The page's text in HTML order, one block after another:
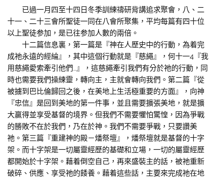
已過一月四至十四日冬季訓練禱研背講追求聚會，八、二
十一、二十三會所聖徒一同在八會所聚集，平均每篇有四十位
以上聖徒参加，是已往参加人數的兩倍。
十二篇信息裏，第一篇是『神在人歷史中的行動，為着完
成祂永遠的經綸』，其中這個行動就是『慈繩』，何十一4『我
用慈繩愛索牽引他們…』，這慈繩牽引我們有分於祂的行動，同
時也需要我們操練靈，轉向主，主就會轉向我們。第二篇『從
被擄到巴比倫歸回之後，在美地上生活極重要的方面』，向神
『忠信』是回到美地的第一件事，並且需要擴張美地，就是擴
大贏得並享受基督的境界。但我們不需要懼怕驚惶，因為爭戰
的勝敗不在於我們，乃在於神。我們不需要爭戰，只要讚美
祂。第三篇『重建神的殿－燔祭壇』，燔祭壇就是基督的十字
架。而十字架是一切屬靈經歷的基礎和立場，一切的屬靈經歷
都開始於十字架。藉着倒空自己，再來盛裝主的話，被祂重新
破碎、供應、享受祂的餧養。藉着這些話，主要來完成祂在地